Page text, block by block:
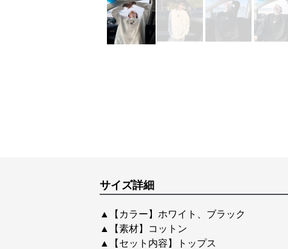
サイズ詳細
▲【カラー】ホワイト、ブラック
▲【素材】コットン
▲【セット内容】トップス